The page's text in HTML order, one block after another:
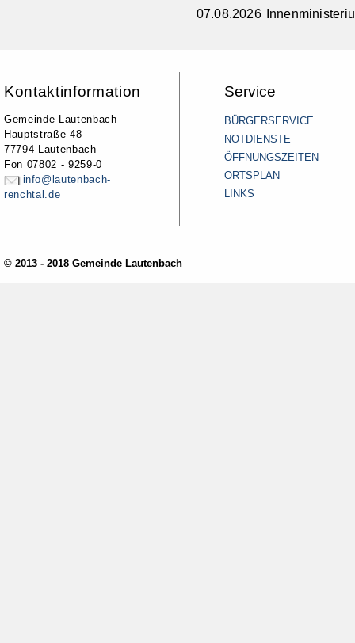
07.08.2026
Kontaktinformation
Gemeinde Lautenbach
Hauptstraße 48
77794 Lautenbach
Fon 07802 - 9259-0
info@lautenbach-
renchtal.de
Service
BÜRGERSERVICE
NOTDIENSTE
ÖFFNUNGSZEITEN
ORTSPLAN
LINKS
© 2013 - 2018 Gemeinde Lautenbach